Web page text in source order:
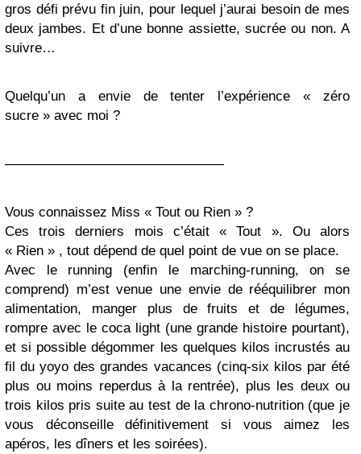
gros défi prévu fin juin, pour lequel j’aurai besoin de mes
deux jambes. Et d’une bonne assiette, sucrée ou non. A
suivre…
Quelqu’un a envie de tenter l’expérience « zéro
sucre » avec moi ?
————————————————
Vous connaissez Miss « Tout ou Rien » ?
Ces trois derniers mois c’était « Tout ». Ou alors
« Rien » , tout dépend de quel point de vue on se place.
Avec le running (enfin le marching-running, on se
comprend) m’est venue une envie de rééquilibrer mon
alimentation, manger plus de fruits et de légumes,
rompre avec le coca light (une grande histoire pourtant),
et si possible dégommer les quelques kilos incrustés au
fil du yoyo des grandes vacances (cinq-six kilos par été
plus ou moins reperdus à la rentrée), plus les deux ou
trois kilos pris suite au test de la chrono-nutrition (que je
vous déconseille définitivement si vous aimez les
apéros, les dîners et les soirées).